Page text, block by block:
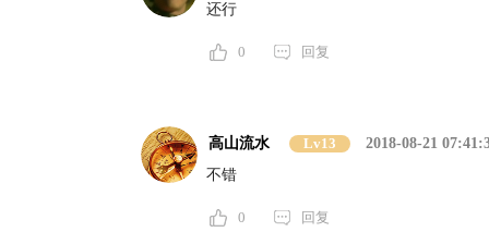
还行
0 回复
高山流水 Lv13
2018-08-21
不错
0 回复